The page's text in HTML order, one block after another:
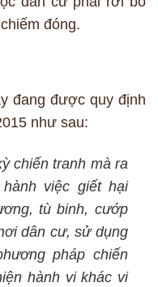
đóng.
đang được quy định
như sau:
chiến tranh mà ra
việc giết hại
tù binh, cướp
dân cư, sử dụng
pháp chiến
hành vi khác vi